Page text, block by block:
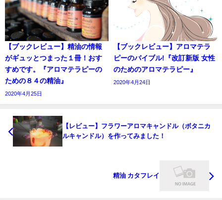
【ブックレビュー】精油の情報
がギュッとつまった１冊！おす
すめです。『アロマテラピーの
ための８４の精油』
2020年4月25日
【ブックレビュー】アロマテラ
ピーのバイブル!『改訂新版 女性
のためのアロマテラピー』
2020年4月24日
【レビュー】フラワーアロマキャンドル（ボタニカ
ルキャンドル）を作ってみました！
精油 カタフレイ